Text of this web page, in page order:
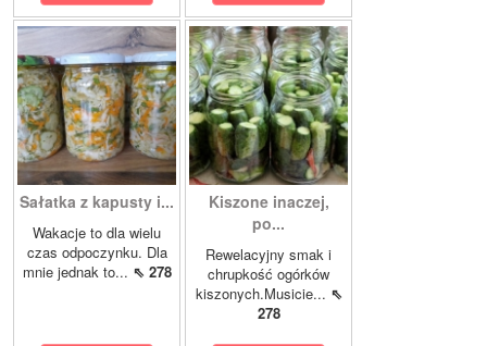
Sałatka z kapusty i...
Wakacje to dla wielu
czas odpoczynku. Dla
mnie jednak to... ⇖ 278
Kiszone inaczej,
po...
Rewelacyjny smak i
chrupkość ogórków
kiszonych.Musicie... ⇖
278